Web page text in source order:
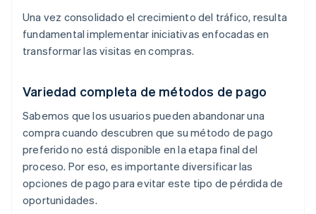
Una vez consolidado el crecimiento del tráfico, resulta
fundamental implementar iniciativas enfocadas en
transformar las visitas en compras.
Variedad completa de métodos de pago
Sabemos que los usuarios pueden abandonar una
compra cuando descubren que su método de pago
preferido no está disponible en la etapa final del
proceso. Por eso, es importante diversificar las
opciones de pago para evitar este tipo de pérdida de
oportunidades.